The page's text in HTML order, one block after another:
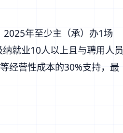
2025年至少主（承）办1场
就业10人以上且与聘用人员
经营性成本的30%支持，最